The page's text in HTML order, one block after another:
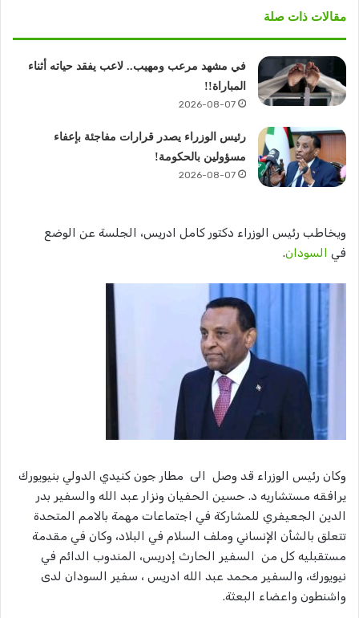
مقالات ذات صلة
في مشهد مرعب ومهيب.. لاعب يفقد حياته أثناء
المباراة!!
2026-08-07
رئيس الوزراء يصدر قرارات مفاجئة بإعفاء
مسؤولين بالحكومة!
2026-08-07
ويخاطب رئيس الوزراء دكتور كامل ادريس، الجلسة عن الوضع
في
السودان.
وكان رئيس الوزراء قد وصل الى مطار جون كنيدي الدولي بنيويورك
يرافقه مستشاريه د. حسين الحفيان ونزار عبد الله والسفير بدر
الدين الجعيفري للمشاركة في اجتماعات مهمة بالامم المتحدة
تتعلق بالشأن الإنساني وملف السلام في البلاد، وكان في مقدمة
مستقبليه كل من السفير الحارث إدريس، المندوب الدائم في
نيويورك، والسفير محمد عبد الله ادريس ، سفير السودان لدى
واشنطون واعضاء البعثة.